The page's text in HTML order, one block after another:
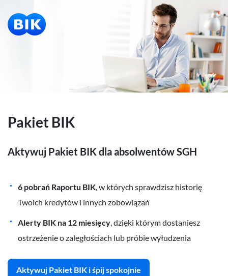
Pakiet BIK
Aktywuj Pakiet BIK dla absolwentów SGH
6 pobrań Raportu BIK, w których sprawdzisz historię
Twoich kredytów i innych zobowiązań
Alerty BIK na 12 miesięcy, dzięki którym dostaniesz
ostrzeżenie o zaległościach lub próbie wyłudzenia
Aktywuj Pakiet BIK i śpij spokojnie